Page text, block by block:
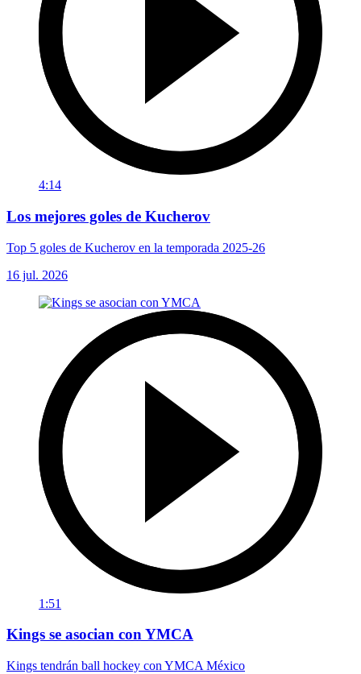
4:14
Los mejores goles de Kucherov
Top 5 goles de Kucherov en la temporada 2025-26
16 jul. 2026
1:51
Kings se asocian con YMCA
Kings tendrán ball hockey con YMCA México